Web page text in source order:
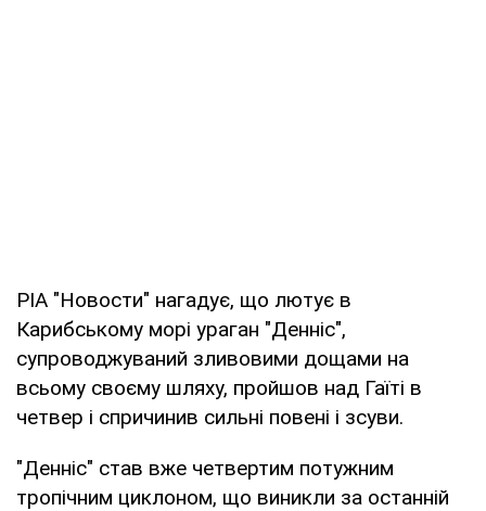
РІА "Новости" нагадує, що лютує в
Карибському морі ураган "Денніс",
супроводжуваний зливовими дощами на
всьому своєму шляху, пройшов над Гаїті в
четвер і спричинив сильні повені і зсуви.
"Денніс" став вже четвертим потужним
тропічним циклоном, що виникли за останній